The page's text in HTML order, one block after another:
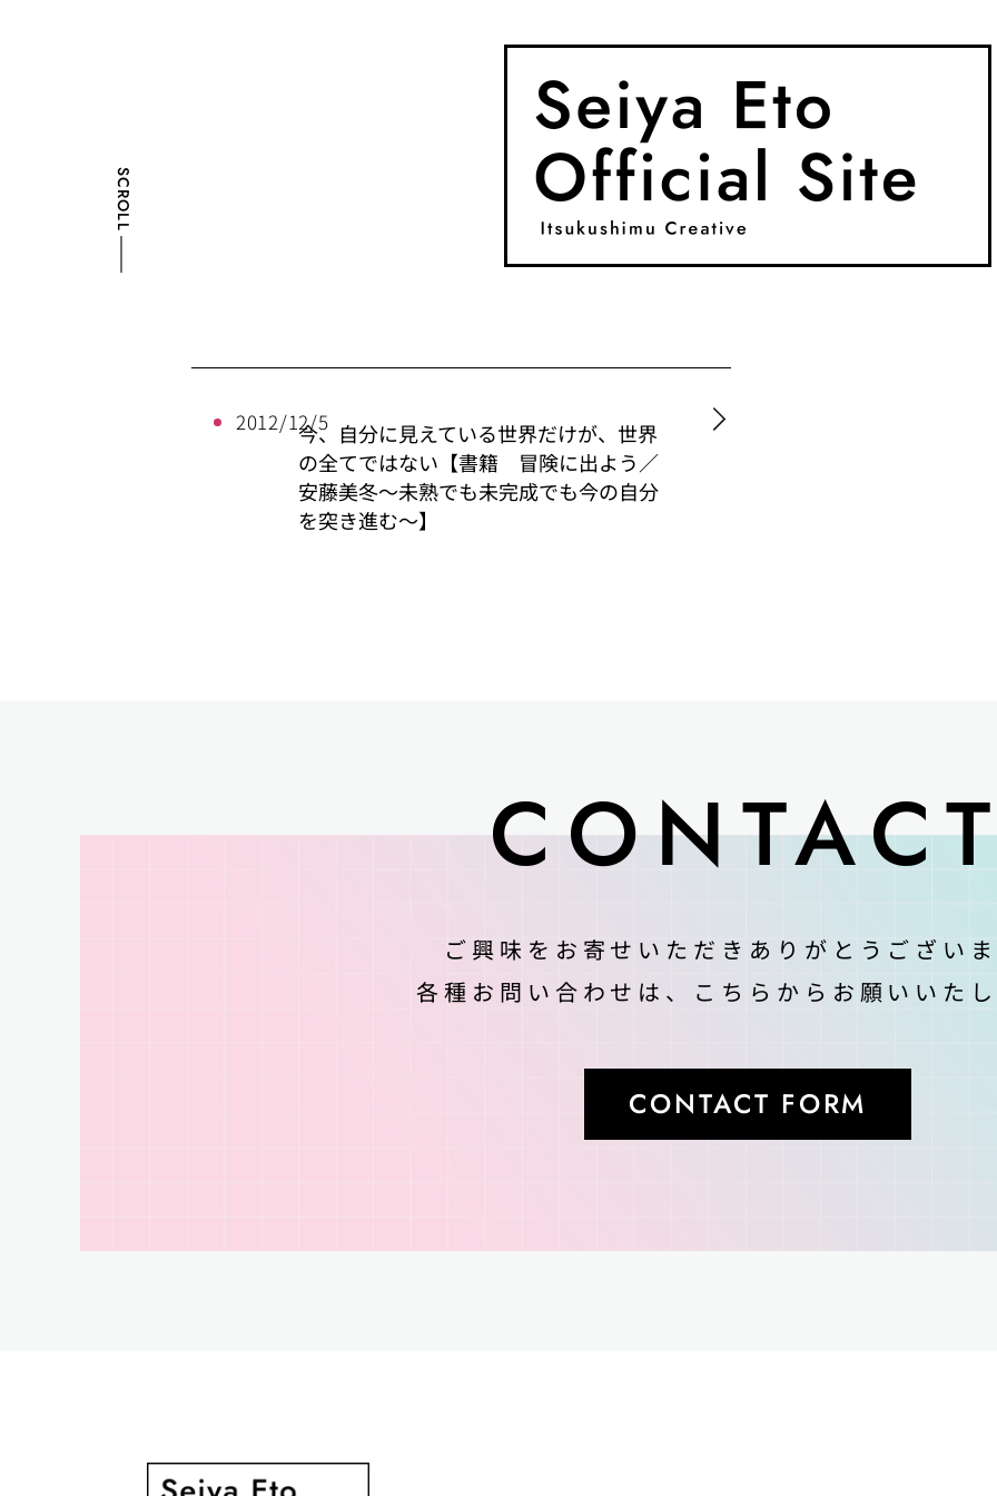
SCROLL
2012/12/5今、自分に見えている世界だけが、世界
の全てではない【書籍 冒険に出よう／
安藤美冬〜未熟でも未完成でも今の自分
を突き進む〜】
ご興味をお寄せいただきありがとうござい
各種お問い合わせは、 こちらからお願いいた
CONTACT FORM